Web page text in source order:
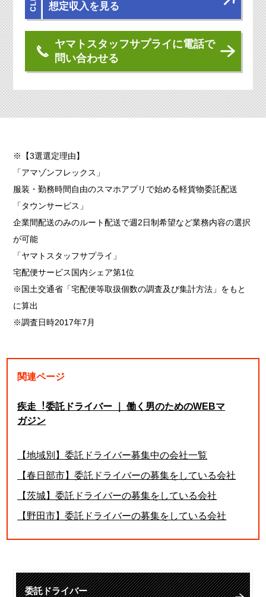
想定収入を見る
ヤマトスタッフサプライに電話で
問い合わせる
※【3選選定理由】
「アマゾンフレックス」
服装・勤務時間自由のスマホアプリで始める軽貨物委託配送
「タウンサービス」
企業間配送のみのルート配送で週2日制希望など業務内容の選択
が可能
「ヤマトスタッフサプライ」
宅配便サービス国内シェア第1位
※国土交通省「宅配便等取扱個数の調査及び集計方法」をもと
に算出
※調査日時2017年7月
関連ページ
疾走︕委託ドライバー ｜ 働く男のためのWEBマ
ガジン
【地域別】委託ドライバー募集中の会社一覧
【春日部市】委託ドライバーの募集をしている会社
【茨城】委託ドライバーの募集をしている会社
【野田市】委託ドライバーの募集をしている会社
委託ドライバー